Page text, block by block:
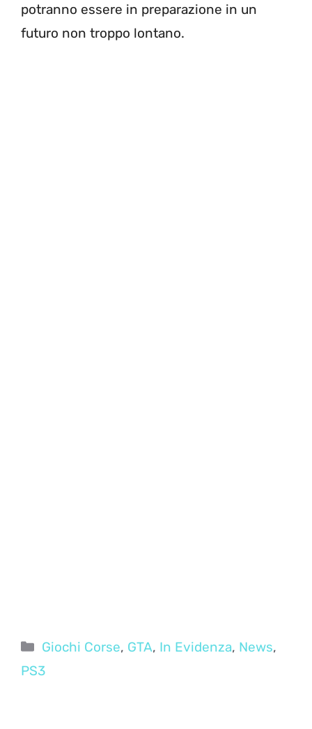
potranno essere in preparazione in un
futuro non troppo lontano.
Categorie
Giochi Corse, GTA, In Evidenza, News,
PS3